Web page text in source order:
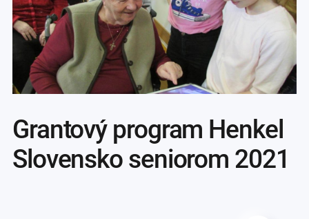
Grantový program Henkel
Slovensko seniorom 2021